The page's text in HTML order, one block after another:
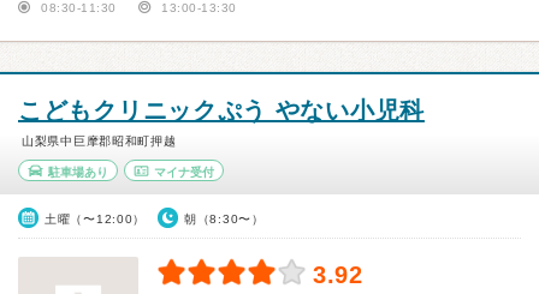
08:30-11:30 13:00-13:30
こどもクリニックぷう やない小児科
山梨県中巨摩郡昭和町押越
駐車場あり マイナ受付
土曜（〜12:00） 朝（8:30〜）
3.92